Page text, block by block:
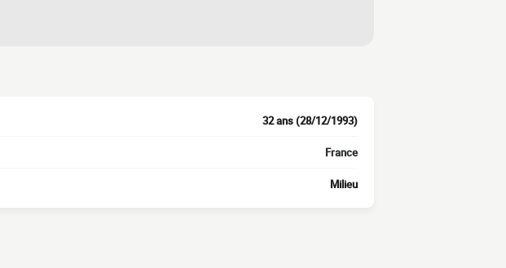
32 ans (28/12/1993)
France
Milieu